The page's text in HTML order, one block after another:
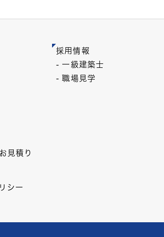
見積り
シー
採用情報
- 一級建築士
- 職場見学